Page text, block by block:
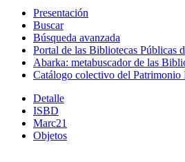
Presentación
Buscar
Búsqueda avanzada
Portal de las Bibliotecas Públicas
Abarka: metabuscador de las
Catálogo colectivo del
Detalle
ISBD
Marc21
Objetos